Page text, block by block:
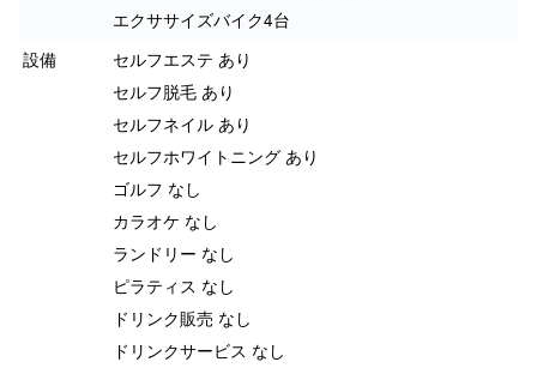
エクササイズバイク4台
設備
セルフエステ あり
セルフ脱毛 あり
セルフネイル あり
セルフホワイトニング あり
ゴルフ なし
カラオケ なし
ランドリー なし
ピラティス なし
ドリンク販売 なし
ドリンクサービス なし